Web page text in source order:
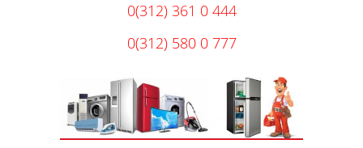
0(312) 361 0 444
0(312) 580 0 777